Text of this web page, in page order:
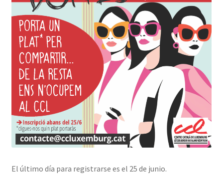
El último día para registrarse es el 25 de junio.